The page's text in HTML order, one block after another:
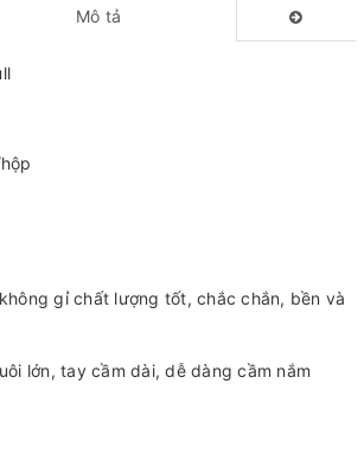
Mô tả
gỉ chất lượng tốt, chắc chắn, bền và
lớn, tay cầm dài, dễ dàng cầm nắm